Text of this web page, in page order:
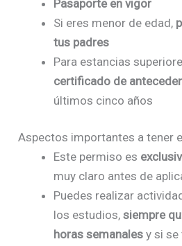
Pasaporte en vigor
Si eres menor de edad,
tus padres
Para estancias
certificado de
últimos cinco años
Aspectos importantes a tener
Este permiso es
muy claro antes de
Puedes realizar
los estudios,siempre
horas semanales y si se